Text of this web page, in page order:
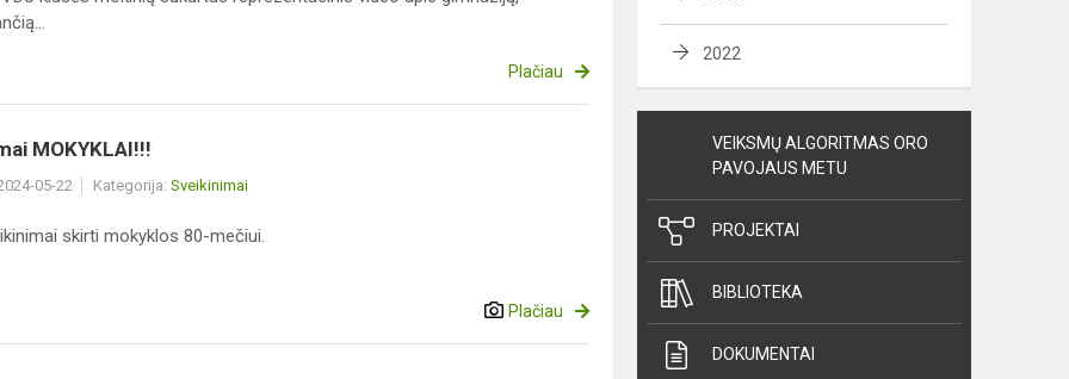
Plačiau
MOKYKLAI!!!
05-22 Kategorija: Sveikinimai
skirti mokyklos 80-mečiui.
Plačiau
2022
VEIKSMŲ ALGORITMAS ORO
PAVOJAUS METU
PROJEKTAI
BIBLIOTEKA
DOKUMENTAI